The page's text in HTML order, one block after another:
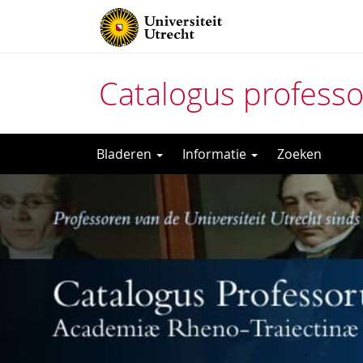
Catalogus
naar
het
inhoud
Bladeren Informatie Zoeken